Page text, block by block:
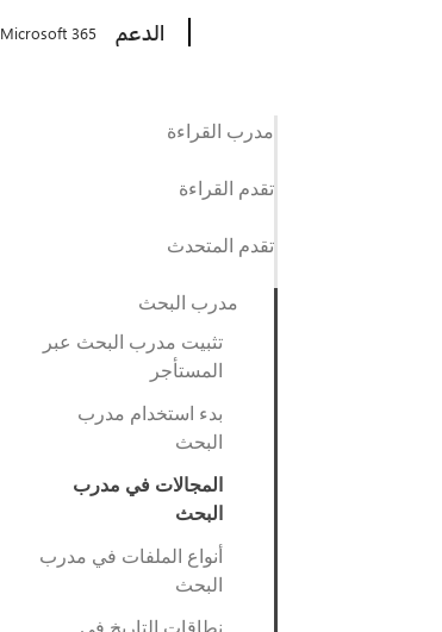
الدعم Microsoft 365
مدرب القراءة
تقدم القراءة
تقدم المتحدث
مدرب البحث
تثبيت مدرب البحث عبر
المستأجر
بدء استخدام مدرب
البحث
المجالات في مدرب
البحث
أنواع الملفات في مدرب
البحث
نطاقات التاريخ في